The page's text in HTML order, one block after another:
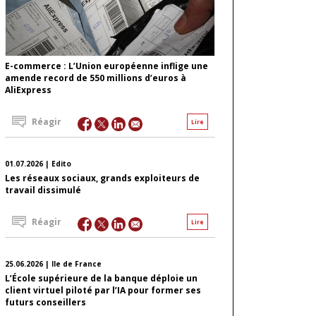
E-commerce : L’Union européenne inflige une
amende record de 550 millions d’euros à
AliExpress
Lire
Réagir
01.07.2026 | Edito
Les réseaux sociaux, grands exploiteurs de
travail dissimulé
Lire
Réagir
25.06.2026 | Ile de France
L’École supérieure de la banque déploie un
client virtuel piloté par l’IA pour former ses
futurs conseillers